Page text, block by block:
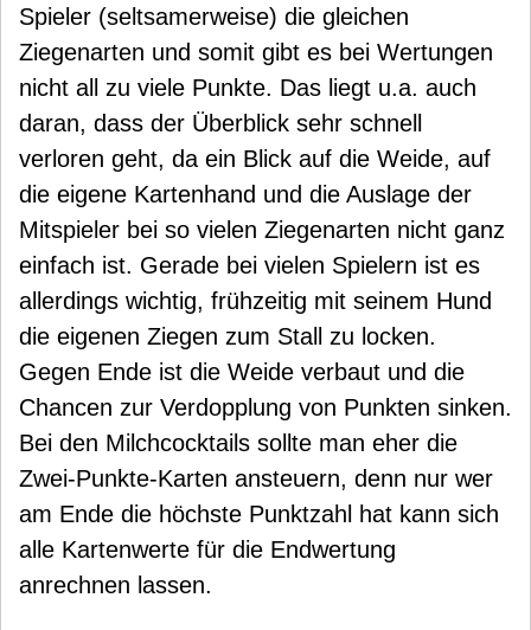
Spieler (seltsamerweise) die gleichen
Ziegenarten und somit gibt es bei Wertungen
nicht all zu viele Punkte. Das liegt u.a. auch
daran, dass der Überblick sehr schnell
verloren geht, da ein Blick auf die Weide, auf
die eigene Kartenhand und die Auslage der
Mitspieler bei so vielen Ziegenarten nicht ganz
einfach ist. Gerade bei vielen Spielern ist es
allerdings wichtig, frühzeitig mit seinem Hund
die eigenen Ziegen zum Stall zu locken.
Gegen Ende ist die Weide verbaut und die
Chancen zur Verdopplung von Punkten sinken.
Bei den Milchcocktails sollte man eher die
Zwei-Punkte-Karten ansteuern, denn nur wer
am Ende die höchste Punktzahl hat kann sich
alle Kartenwerte für die Endwertung
anrechnen lassen.